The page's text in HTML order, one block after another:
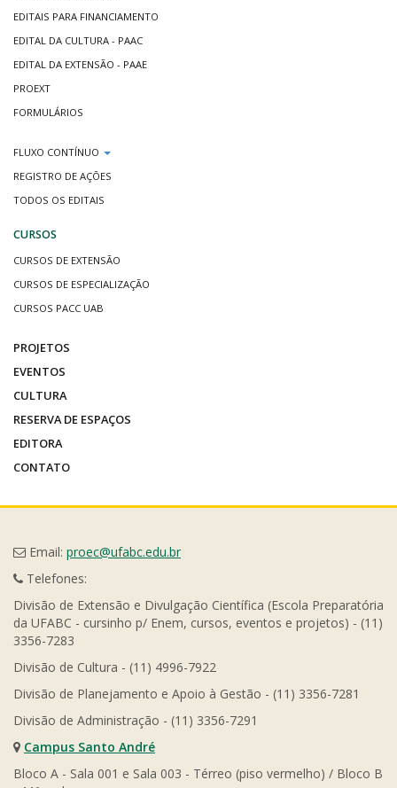
EDITAIS PARA FINANCIAMENTO
EDITAL DA CULTURA - PAAC
EDITAL DA EXTENSÃO - PAAE
PROEXT
FORMULÁRIOS
FLUXO CONTÍNUO
REGISTRO DE AÇÕES
TODOS OS EDITAIS
CURSOS
CURSOS DE EXTENSÃO
CURSOS DE ESPECIALIZAÇÃO
CURSOS PACC UAB
PROJETOS
EVENTOS
CULTURA
RESERVA DE ESPAÇOS
EDITORA
CONTATO
Email: proec@ufabc.edu.br
Telefones:
Divisão de Extensão e Divulgação Científica (Escola Preparatória
da UFABC - cursinho p/ Enem, cursos, eventos e projetos) - (11)
3356-7283
Divisão de Cultura - (11) 4996-7922
Divisão de Planejamento e Apoio à Gestão - (11) 3356-7281
Divisão de Administração - (11) 3356-7291
Campus Santo André
Bloco A - Sala 001 e Sala 003 - Térreo (piso vermelho) / Bloco B